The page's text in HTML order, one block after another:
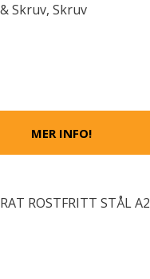
Skruv, Skruv
MER INFO!
ROSTFRITT STÅL A2